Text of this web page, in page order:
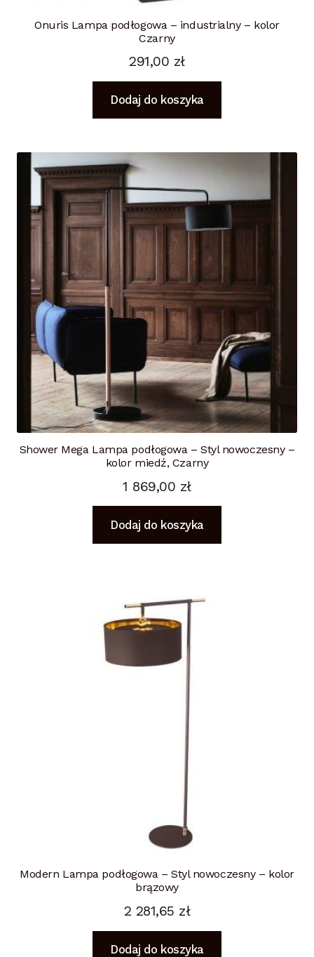
Onuris Lampa podłogowa – industrialny – kolor
Czarny
291,00 zł
Dodaj do koszyka
Shower Mega Lampa podłogowa – Styl nowoczesny –
kolor miedź, Czarny
1 869,00 zł
Dodaj do koszyka
Modern Lampa podłogowa – Styl nowoczesny – kolor
brązowy
2 281,65 zł
Dodaj do koszyka